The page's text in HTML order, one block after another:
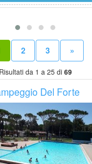
2 3 »
Risultati da 1 a 25 di 69
Del Forte